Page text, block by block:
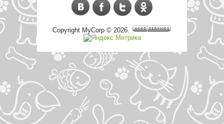
Copyright MyCorp © 2026